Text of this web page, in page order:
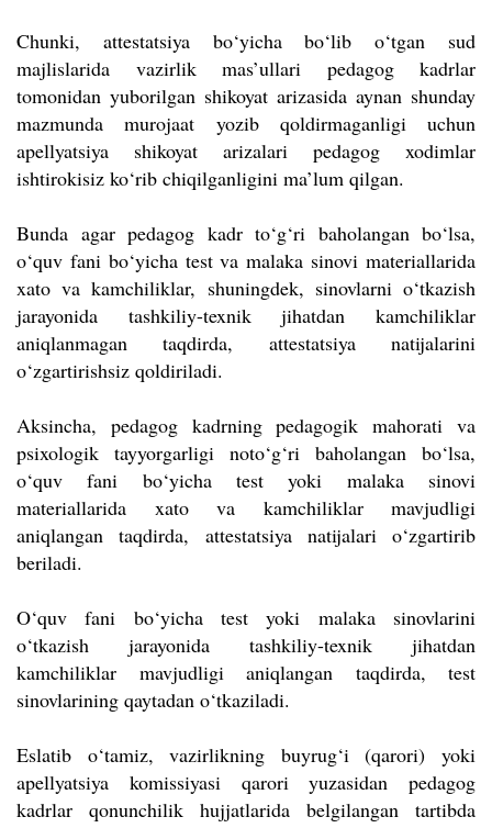
Chunki, attestatsiya bo‘yicha bo‘lib o‘tgan sud
majlislarida vazirlik mas’ullari pedagog kadrlar
tomonidan yuborilgan shikoyat arizasida aynan shunday
mazmunda murojaat yozib qoldirmaganligi uchun
apellyatsiya shikoyat arizalari pedagog xodimlar
ishtirokisiz ko‘rib chiqilganligini ma’lum qilgan.
Bunda agar pedagog kadr to‘g‘ri baholangan bo‘lsa,
o‘quv fani bo‘yicha test va malaka sinovi materiallarida
xato va kamchiliklar, shuningdek, sinovlarni o‘tkazish
jarayonida tashkiliy-texnik jihatdan kamchiliklar
aniqlanmagan taqdirda, attestatsiya natijalarini
o‘zgartirishsiz qoldiriladi.
Aksincha, pedagog kadrning pedagogik mahorati va
psixologik tayyorgarligi noto‘g‘ri baholangan bo‘lsa,
o‘quv fani bo‘yicha test yoki malaka sinovi
materiallarida xato va kamchiliklar mavjudligi
aniqlangan taqdirda, attestatsiya natijalari o‘zgartirib
beriladi.
O‘quv fani bo‘yicha test yoki malaka sinovlarini
o‘tkazish jarayonida tashkiliy-texnik jihatdan
kamchiliklar mavjudligi aniqlangan taqdirda, test
sinovlarining qaytadan o‘tkaziladi.
Eslatib o‘tamiz, vazirlikning buyrug‘i (qarori) yoki
apellyatsiya komissiyasi qarori yuzasidan pedagog
kadrlar qonunchilik hujjatlarida belgilangan tartibda